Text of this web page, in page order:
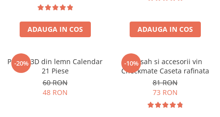
ADAUGA IN COS ADAUGA IN COS
-20%
Puzzle 3D din lemn Calendar
21 Piese
60 RON
48 RON
-10%
Set sah si accesorii vin
Checkmate Caseta rafinata
81 RON
73 RON